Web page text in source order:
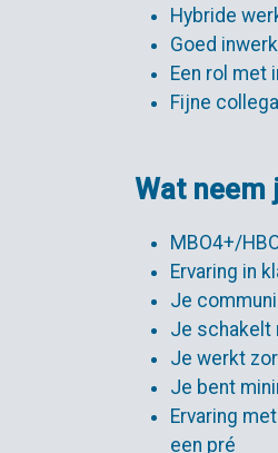
Hybride
Goed
Een rol met
Fijne
Wat neem
MBO4+/
Ervaring in
Je
Je schakelt
Je werkt
Je bent
Ervaring
een pré